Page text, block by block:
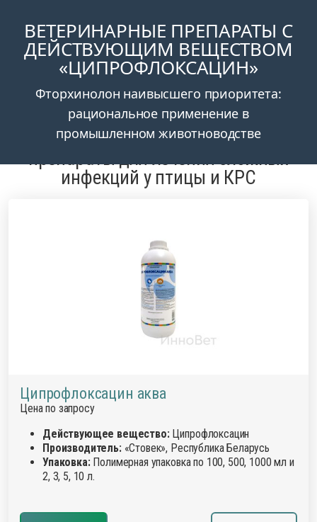
Ципрофлоксацин (Фторхинолоны):
препараты для лечения сложных
инфекций у птицы и КРС
Ципрофлоксацин аква
Цена по запросу
Действующее вещество:Ципрофлоксацин
Производитель:«Стовек», Республика Беларусь
Упаковка:Полимерная упаковка по 100, 500, 1000 мл и
2, 3, 5, 10 л.
ВЕТЕРИНАРНЫЕ ПРЕПАРАТЫ С
ДЕЙСТВУЮЩИМ ВЕЩЕСТВОМ
«ЦИПРОФЛОКСАЦИН»
Фторхинолон наивысшего приоритета:
рациональное применение в
промышленном животноводстве